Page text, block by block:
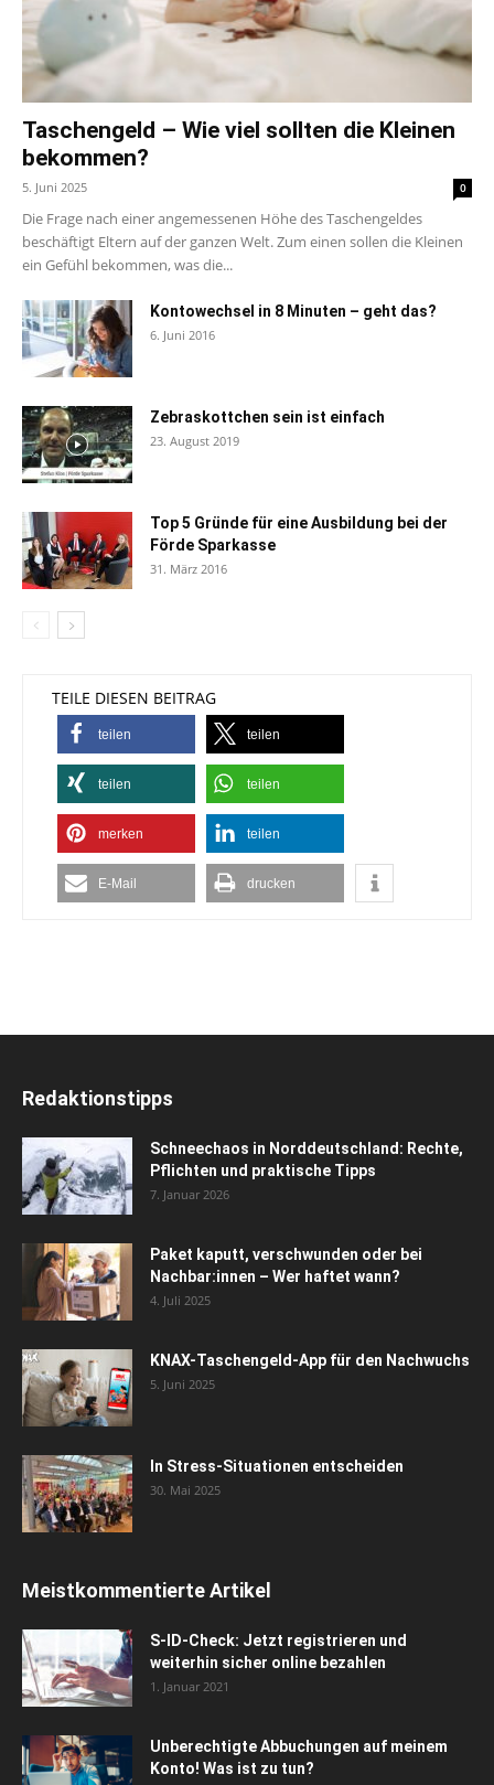
Taschengeld – Wie viel sollten die Kleinen
bekommen?
5. Juni 2025 0
Die Frage nach einer angemessenen Höhe des Taschengeldes
beschäftigt Eltern auf der ganzen Welt. Zum einen sollen die Kleinen
ein Gefühl bekommen, was die...
Kontowechsel in 8 Minuten – geht das?
6. Juni 2016
Zebraskottchen sein ist einfach
23. August 2019
Top 5 Gründe für eine Ausbildung bei der
Förde Sparkasse
31. März 2016
TEILE DIESEN BEITRAG
teilen teilen
teilen teilen
merken teilen
E-Mail drucken
Redaktionstipps
Schneechaos in Norddeutschland: Rechte,
Pflichten und praktische Tipps
7. Januar 2026
Paket kaputt, verschwunden oder bei
Nachbar:innen – Wer haftet wann?
4. Juli 2025
KNAX-Taschengeld-App für den Nachwuchs
5. Juni 2025
In Stress-Situationen entscheiden
30. Mai 2025
Meistkommentierte Artikel
S-ID-Check: Jetzt registrieren und
weiterhin sicher online bezahlen
1. Januar 2021
Unberechtigte Abbuchungen auf meinem
Konto! Was ist zu tun?